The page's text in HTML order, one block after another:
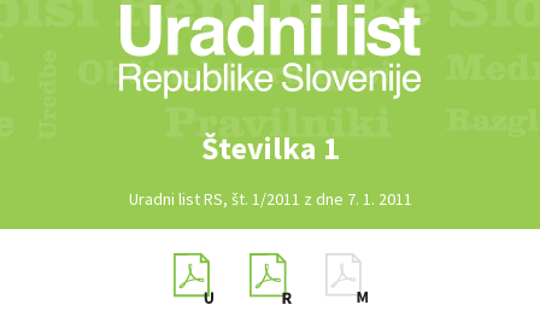
Številka 1
Uradni list RS, št. 1/2011 z dne 7. 1. 2011